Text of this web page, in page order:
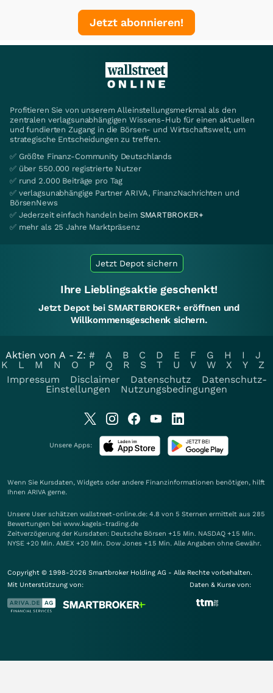
Jetzt abonnieren!
Profitieren Sie von unserem Alleinstellungsmerkmal als den
zentralen verlagsunabhängigen Wissens-Hub für einen aktuellen
und fundierten Zugang in die Börsen- und Wirtschaftswelt, um
strategische Entscheidungen zu treffen.
✅ Größte Finanz-Community Deutschlands
✅ über 550.000 registrierte Nutzer
✅ rund 2.000 Beiträge pro Tag
✅ verlagsunabhängige Partner ARIVA, FinanzNachrichten und
BörsenNews
✅ Jederzeit einfach handeln beim SMARTBROKER+
✅ mehr als 25 Jahre Marktpräsenz
Jetzt Depot sichern
Ihre Lieblingsaktie geschenkt!
Jetzt Depot bei SMARTBROKER+ eröffnen und
Willkommensgeschenk sichern.
Aktien von A - Z: # A B C D E F G H I
J
K
L M N O P Q R S T U V W X Y
Z
Impressum
Disclaimer Datenschutz
Datenschutz-
Einstellungen
Nutzungsbedingungen
Unsere Apps:
Wenn Sie Kursdaten, Widgets oder andere Finanzinformationen benötigen, hilft
Ihnen ARIVA gerne.
Unsere User schätzen wallstreet-online.de: 4.8 von 5 Sternen ermittelt aus 285
Bewertungen bei www.kagels-trading.de
Zeitverzögerung der Kursdaten: Deutsche Börsen +15 Min. NASDAQ +15 Min.
NYSE +20 Min. AMEX +20 Min. Dow Jones +15 Min. Alle Angaben ohne Gewähr.
Copyright © 1998-2026 Smartbroker Holding AG - Alle Rechte vorbehalten.
Mit Unterstützung von:
Daten & Kurse von: